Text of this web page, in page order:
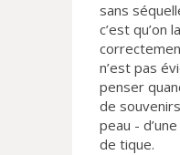
sans
c’est qu’on
n’est pas
penser
de
peau -
de tique.